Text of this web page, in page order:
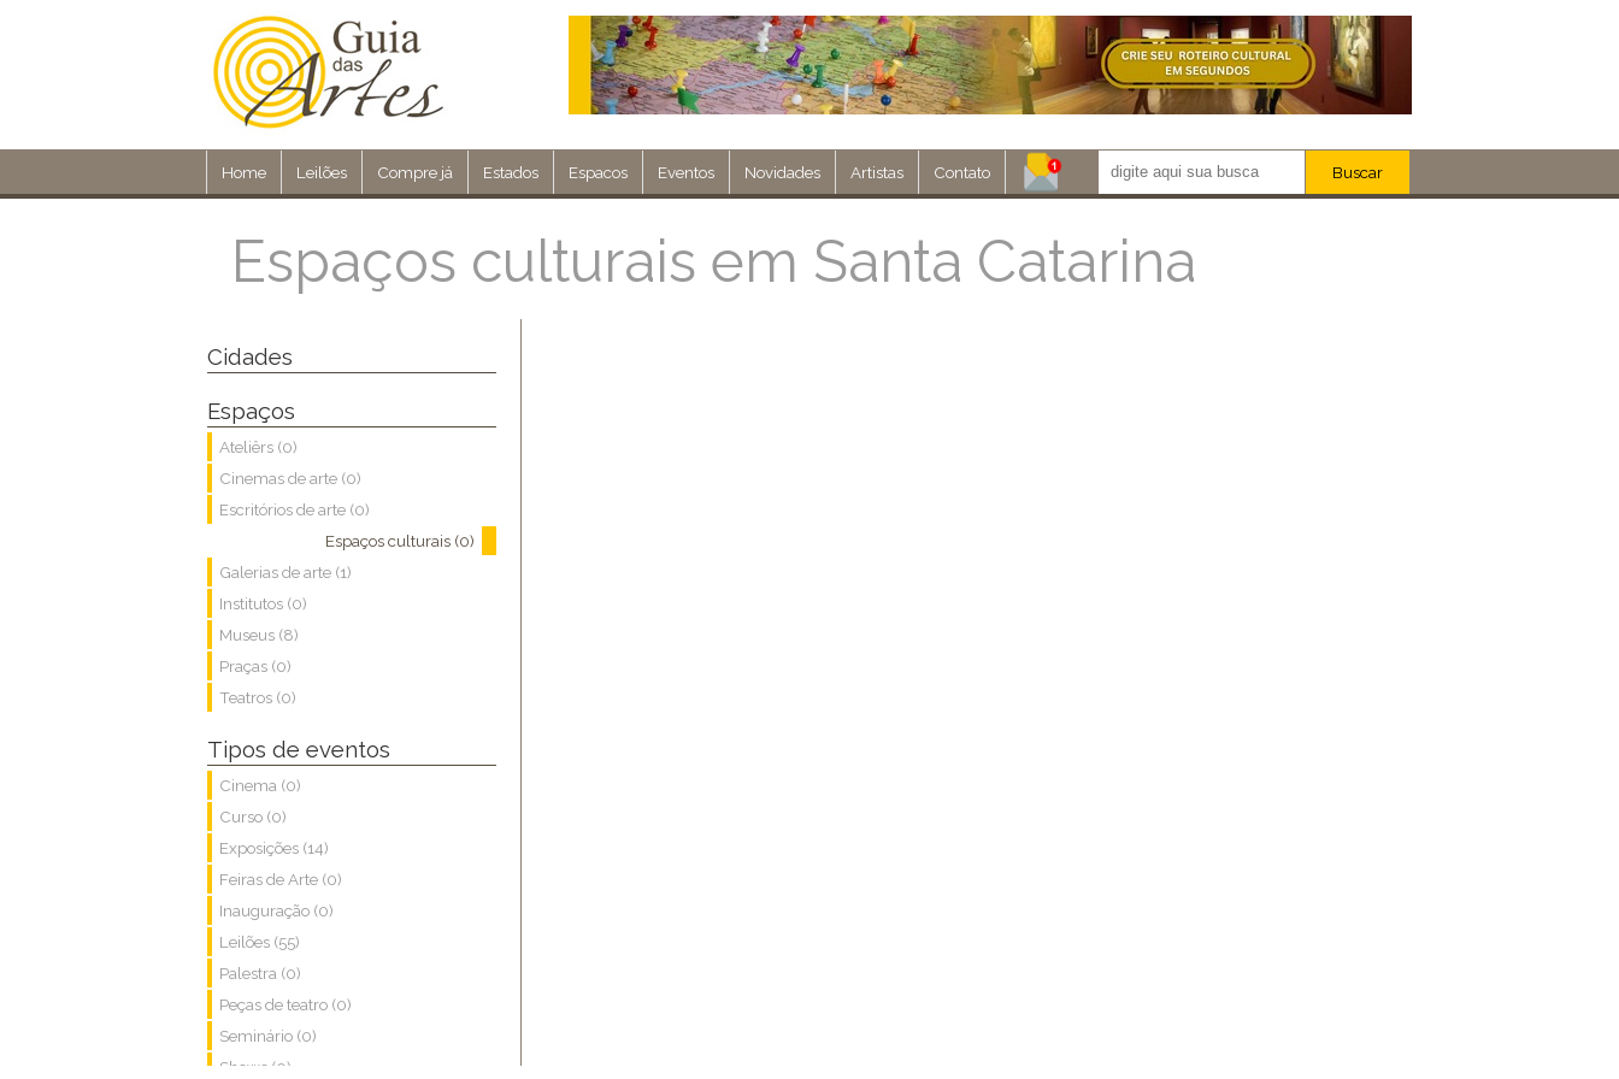
Home Leilões Compre já Estados Espacos Eventos Novidades Artistas Contato Buscar
Espaços culturais em Santa Catarina
Cidades
Espaços
Ateliêrs (0)
Cinemas de arte (0)
Escritórios de arte (0)
Espaços culturais (0)
Galerias de arte (1)
Institutos (0)
Museus (8)
Praças (0)
Teatros (0)
Tipos de eventos
Cinema (0)
Curso (0)
Exposições (14)
Feiras de Arte (0)
Inauguração (0)
Leilões (55)
Palestra (0)
Peças de teatro (0)
Seminário (0)
Shows (0)